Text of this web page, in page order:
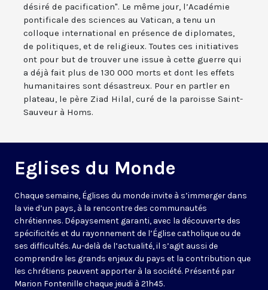
désiré de pacification". Le même jour, l’Académie
pontificale des sciences au Vatican, a tenu un
colloque international en présence de diplomates,
de politiques, et de religieux. Toutes ces initiatives
ont pour but de trouver une issue à cette guerre qui
a déjà fait plus de 130 000 morts et dont les effets
humanitaires sont désastreux. Pour en partler en
plateau, le père Ziad Hilal, curé de la paroisse Saint-
Sauveur à Homs.
Eglises du Monde
Chaque semaine, Églises du monde invite à s’immerger dans
la vie d’un pays, à la rencontre des communautés
chrétiennes. Dépaysement garanti, avec la découverte des
spécificités et du rayonnement de l’Église catholique ou de
ses difficultés. Au-delà de l’actualité, il s’agit aussi de
comprendre les grands enjeux du pays et la contribution que
les chrétiens peuvent apporter à la société. Présenté par
Marion Fontenille chaque jeudi à 21h45.